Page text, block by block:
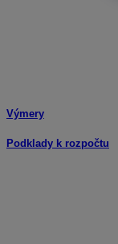
Výmery
Podklady k rozpočtu